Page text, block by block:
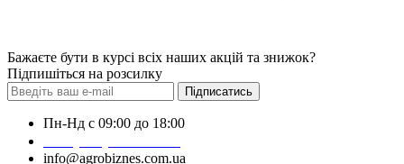
Бажаєте бути в курсі всіх наших акцій та знижок?
Підпишіться на розсилку
Підписатись
Пн-Нд с 09:00 до 18:00
info@agrobiznes.com.ua